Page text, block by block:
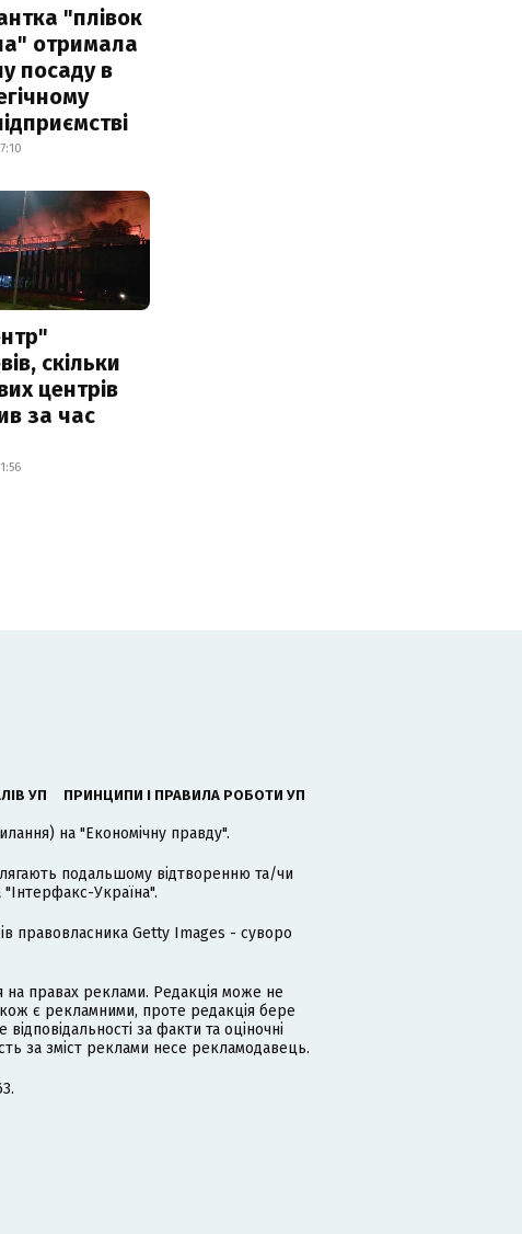
"плівок
отримала
посаду в
скільки
центрів
за час
УП ПРИНЦИПИ І ПРАВИЛА РОБОТИ УП
на "Економічну правду".
подальшому відтворенню та/чи
Україна".
правовласника Getty Images - суворо
правах реклами. Редакція може не
є рекламними, проте редакція бере
за факти та оціночні
за зміст реклами несе рекламодавець.